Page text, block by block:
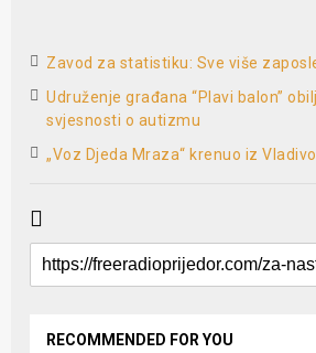
Zavod za statistiku: Sve više
Udruženje građana “Plavi balon”
svjesnosti o autizmu
„Voz Djeda Mraza“ krenuo iz
RECOMMENDED FOR YOU